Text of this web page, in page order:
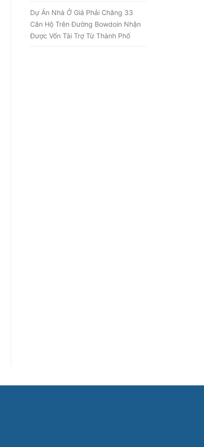
Dự Án Nhà Ở Giá Phải Chăng 33
Căn Hộ Trên Đường Bowdoin Nhận
Được Vốn Tài Trợ Từ Thành Phố